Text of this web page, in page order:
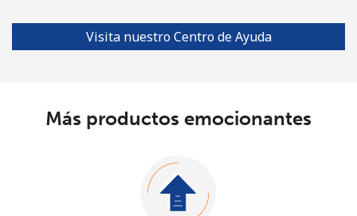
Visita nuestro Centro de Ayuda
Más productos emocionantes